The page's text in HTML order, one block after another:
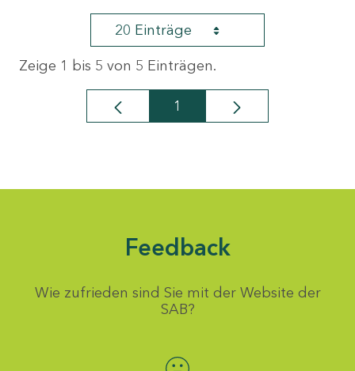
20 Einträge
Zeige 1 bis 5 von 5 Einträgen.
Seite
1
Feedback
Wie zufrieden sind Sie mit der Website der
SAB?
Bewertung auswählen